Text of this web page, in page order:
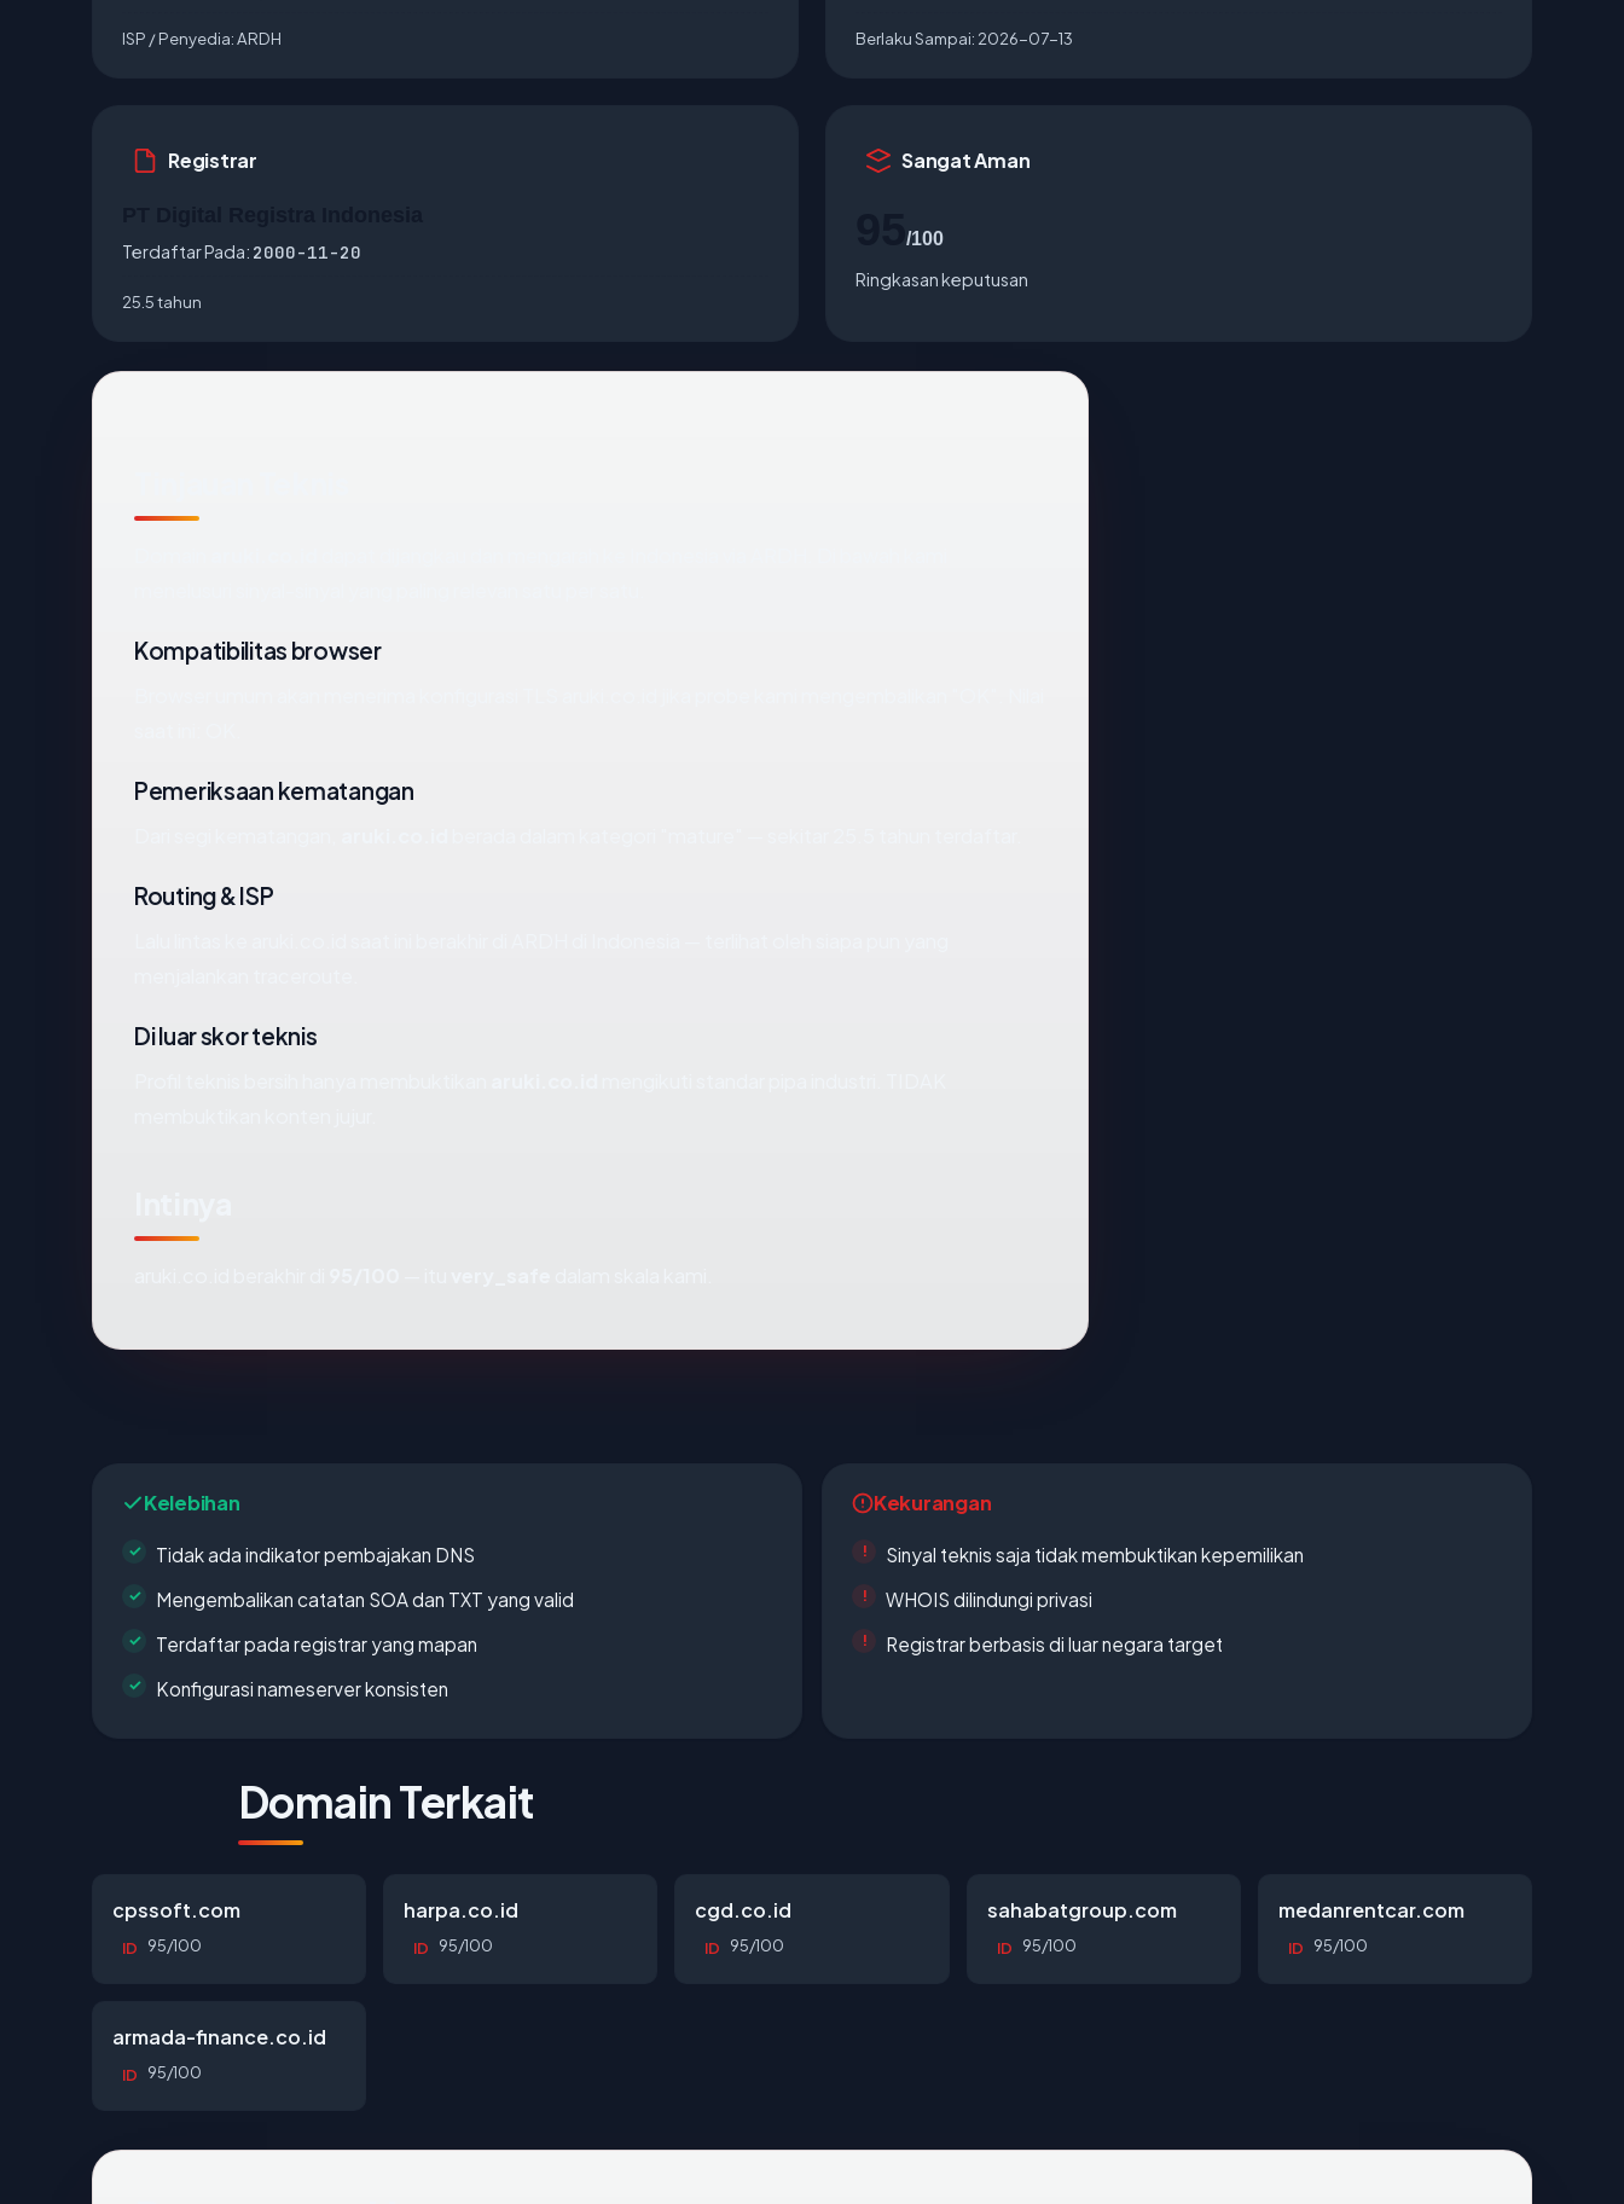
ISP / Penyedia:ARDH Berlaku Sampai: 2026-07-13
Registrar
Terdaftar Pada: 2000-11-20
25.5 tahun
Sangat Aman
/100
Ringkasan keputusan
Kompatibilitas browser
Pemeriksaan kematangan
Routing & ISP
Di luar skor teknis
Kelebihan
Tidak ada indikator pembajakan DNS
Mengembalikan catatan SOA dan TXT yang valid
Terdaftar pada registrar yang mapan
Konfigurasi nameserver konsisten
Kekurangan
Sinyal teknis saja tidak membuktikan kepemilikan
WHOIS dilindungi privasi
Registrar berbasis di luar negara target
Domain Terkait
cpssoft.com
ID 95/100
harpa.co.id
ID 95/100
cgd.co.id
ID 95/100
sahabatgroup.com
ID 95/100
medanrentcar.com
ID 95/100
armada-finance.co.id
ID 95/100